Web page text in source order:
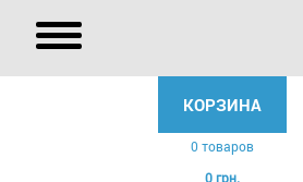
КОРЗИНА
0 товаров
0 грн.